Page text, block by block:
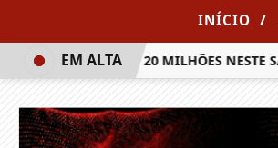
INÍCIO /
DE R$ 20 MILHÕES NESTE SÁBADO
EM ALTA